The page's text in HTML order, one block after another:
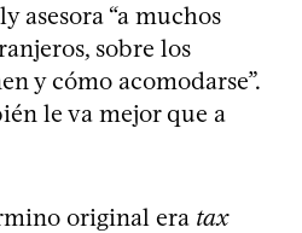
asesora “a muchos
sobre los
y cómo acomodarse”.
le va mejor que a
original era tax